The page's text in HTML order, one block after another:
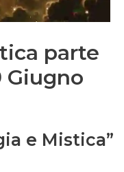
parte
Giugno
e Mistica”